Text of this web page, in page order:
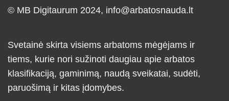
© MB Digitaurum 2024, info@arbatosnauda.lt
Svetainė skirta visiems arbatoms mėgėjams ir
tiems, kurie nori sužinoti daugiau apie arbatos
klasifikaciją, gaminimą, naudą sveikatai, sudėti,
paruošimą ir kitas įdomybes.